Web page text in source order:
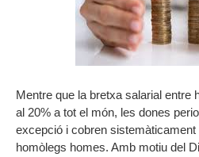
Mentre que la bretxa salarial entre
al 20% a tot el món, les dones
excepció i cobren
homòlegs homes. Amb motiu del